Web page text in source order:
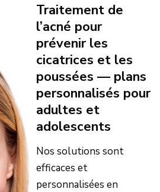
Traitement de
l’acné pour
prévenir les
cicatrices et les
poussées — plans
personnalisés pour
adultes et
adolescents
Nos solutions sont
efficaces et
personnalisées en